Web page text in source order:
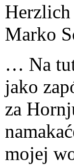
Herzlich
Marko
… Na
jako
za
mojej